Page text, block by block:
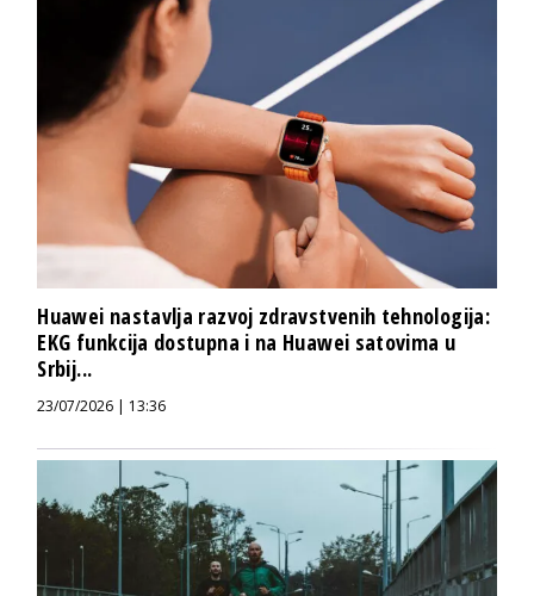
Huawei nastavlja razvoj zdravstvenih tehnologija:
EKG funkcija dostupna i na Huawei satovima u
Srbij...
23/07/2026 | 13:36